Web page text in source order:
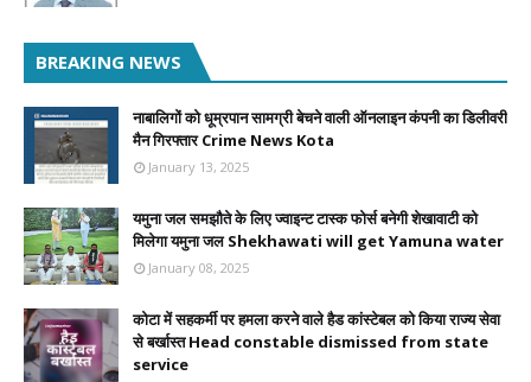
BREAKING NEWS
नाबालिगों को धूम्रपान सामग्री बेचने वाली ऑनलाइन कंपनी का डिलीवरी
मैन गिरफ्तार Crime News Kota
January 13, 2025
यमुना जल समझौते के लिए ज्वाइन्ट टास्क फोर्स बनेगी शेखावाटी को
मिलेगा यमुना जल Shekhawati will get Yamuna water
January 08, 2025
कोटा में सहकर्मी पर हमला करने वाले हैड कांस्टेबल को किया राज्य सेवा
से बर्खास्त Head constable dismissed from state
service